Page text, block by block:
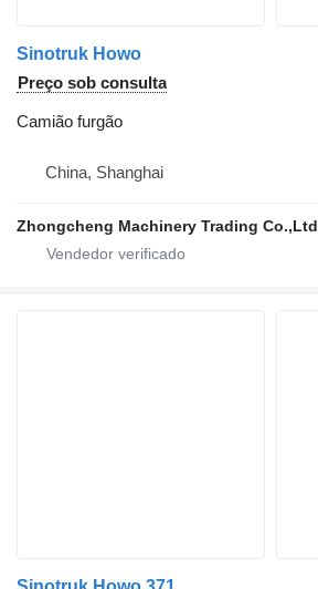
Sinotruk Howo
Preço sob consulta
Camião furgão
China, Shanghai
Zhongcheng Machinery Trading Co.,Ltd